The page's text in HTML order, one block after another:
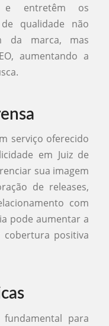
e entretêm os
qualidade não
da marca, mas
aumentando a
serviço oferecido
em Juiz de
sua imagem
de releases,
com
pode aumentar a
positiva
para